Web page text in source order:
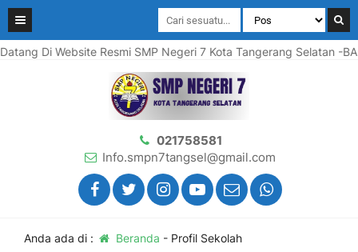
Website Resmi SMP Negeri 7 Kota Tangerang Selatan -BANTEN
021758581
Info.smpn7tangsel@gmail.com
Anda ada di : Beranda - Profil Sekolah